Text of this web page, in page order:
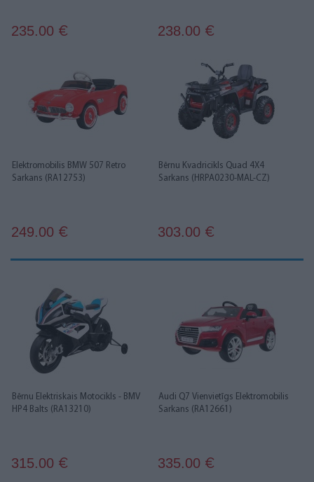
235.00 € 238.00 €
Elektromobilis BMW 507 Retro
Sarkans (RA12753)
249.00 €
Bērnu Kvadricikls Quad 4X4
Sarkans (HRPA0230-MAL-CZ)
303.00 €
Bērnu Elektriskais Motocikls - BMV
HP4 Balts (RA13210)
315.00 €
Audi Q7 Vienvietīgs Elektromobilis
Sarkans (RA12661)
335.00 €